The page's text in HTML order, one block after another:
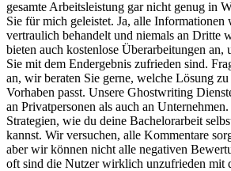
gesamte Arbeitsleistung gar nicht genug in
Sie für mich geleistet. Ja, alle Informationen
vertraulich behandelt und niemals an Dritte
bieten auch kostenlose Überarbeitungen an,
Sie mit dem Endergebnis zufrieden sind.
an, wir beraten Sie gerne, welche Lösung
Vorhaben passt. Unsere Ghostwriting
an Privatpersonen als auch an
Strategien, wie du deine Bachelorarbeit
kannst. Wir versuchen, alle Kommentare
aber wir können nicht alle negativen
oft sind die Nutzer wirklich unzufrieden mit